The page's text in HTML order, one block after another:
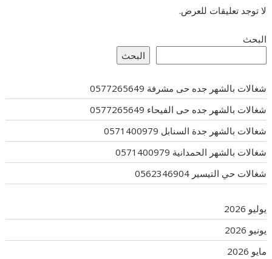
لا توجد تعليقات للعرض.
البحث
البحث
شغالات بالشهر جده حى مشرفة 0577265649
شغالات بالشهر جده حى الفيحاء 0577265649
شغالات بالشهر جدة السنابل 0571400979
شغالات بالشهر الحمدانية 0571400979
شغالات حي التيسير 0562346904
يوليو 2026
يونيو 2026
مايو 2026